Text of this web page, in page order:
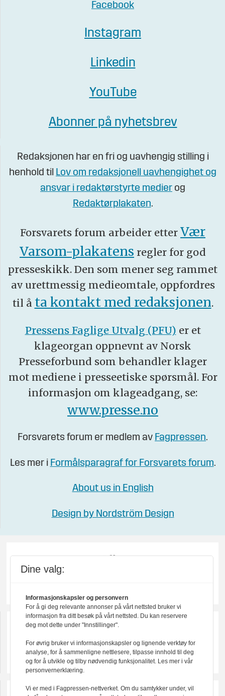
Facebook
Instagram
Linkedin
YouTube
Abonner på nyhetsbrev
Redaksjonen har en fri og uavhengig stilling i
henhold til Lov om redaksjonell uavhengighet og
ansvar i redaktørstyrte medier og
Redaktørplakaten.
Forsvarets forum arbeider etter Vær
Varsom-plakatens regler for god
presseskikk. Den som mener seg rammet
av urettmessig medieomtale, oppfordres
til å ta kontakt med redaksjonen.
Pressens Faglige Utvalg (PFU) er et
klageorgan oppnevnt av Norsk
Presseforbund som behandler klager
mot mediene i presseetiske spørsmål. For
informasjon om klageadgang, se:
www.presse.no
Forsvarets forum er medlem av Fagpressen.
Les mer i Formålsparagraf for Forsvarets forum.
About us in English
Design by Nordström Design
Dine valg:
Informasjonskapsler og personvern
For å gi deg relevante annonser på vårt nettsted bruker vi
informasjon fra ditt besøk på vårt nettsted. Du kan reservere
deg mot dette under "Innstillinger".
For øvrig bruker vi informasjonskapsler og lignende verktøy for
analyse, for å sammenligne nettlesere, tilpasse innhold til deg
og for å utvikle og tilby nødvendig funksjonalitet. Les mer i vår
personvernerklæring.
Vi er med i Fagpressen-nettverket. Om du samtykker under, vil